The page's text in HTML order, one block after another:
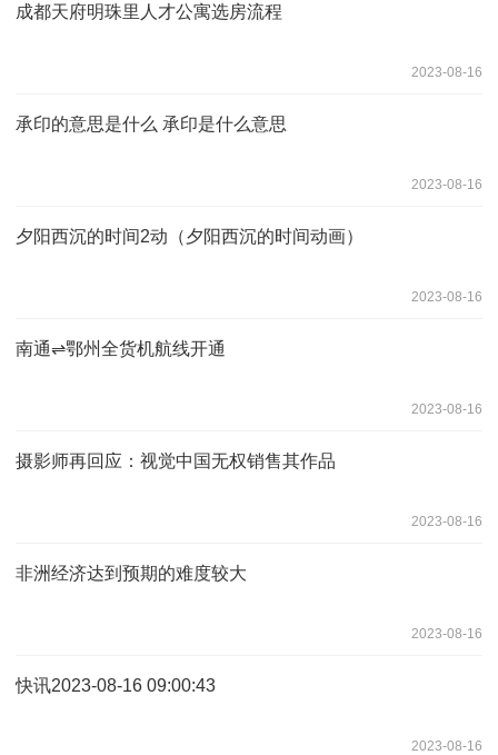
成都天府明珠里人才公寓选房流程
2023-08-16
承印的意思是什么 承印是什么意思
2023-08-16
夕阳西沉的时间2动（夕阳西沉的时间动画）
2023-08-16
南通⇌鄂州全货机航线开通
2023-08-16
摄影师再回应：视觉中国无权销售其作品
2023-08-16
非洲经济达到预期的难度较大
2023-08-16
快讯2023-08-16 09:00:43
2023-08-16